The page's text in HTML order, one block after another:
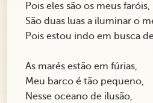
Pois eles são os meus faróis,
São duas luas a iluminar o
Pois estou indo em busca
As marés estão em fúrias,
Meu barco é tão pequeno,
Nesse oceano de ilusão,